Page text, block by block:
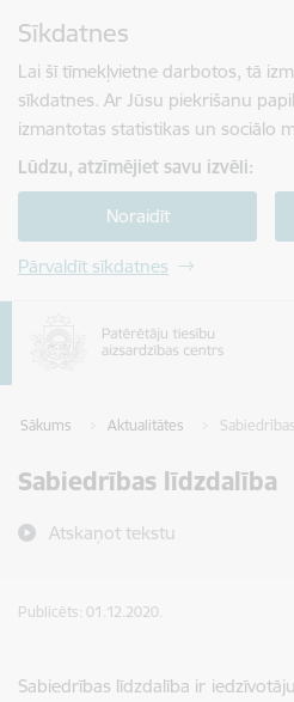
Sīkdatnes
Lai šī tīmekļvietne darbotos, tā
sīkdatnes. Ar Jūsu piekrišanu
izmantotas statistikas un sociālo
Lūdzu, atzīmējiet savu izvēli:
Noraidīt
Pārvaldīt sīkdatnes
Sākums Aktualitātes
Sabiedrības līdzdalība
Atskaņot tekstu
Publicēts: 01.12.2020.
Sabiedrības līdzdalība ir